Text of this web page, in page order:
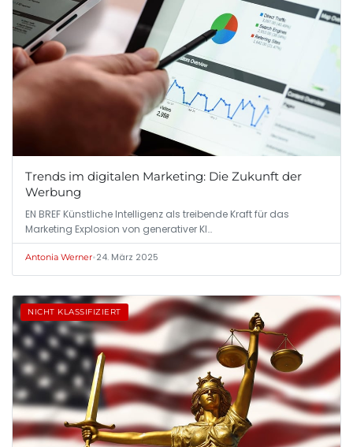
Trends im digitalen Marketing: Die Zukunft der
Werbung
EN BREF Künstliche Intelligenz als treibende Kraft für das
Marketing Explosion von generativer KI…
Antonia Werner•24. März 2025
NICHT KLASSIFIZIERT